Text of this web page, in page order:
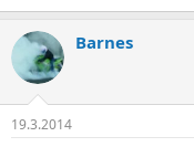
Barnes
19.3.2014